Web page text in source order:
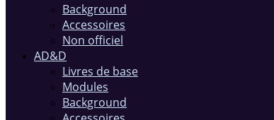
Background
Accessoires
Non officiel
AD&D
Livres de base
Modules
Background